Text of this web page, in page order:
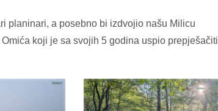
planinari, a posebno bi izdvojio našu Milicu
koji je sa svojih 5 godina uspio prepješačiti